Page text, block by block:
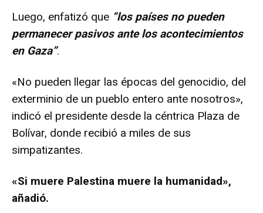
Luego, enfatizó que “los países no pueden
permanecer pasivos ante los acontecimientos
en Gaza”.
«No pueden llegar las épocas del genocidio, del
exterminio de un pueblo entero ante nosotros»,
indicó el presidente desde la céntrica Plaza de
Bolívar, donde recibió a miles de sus
simpatizantes.
«Si muere Palestina muere la humanidad»,
añadió.